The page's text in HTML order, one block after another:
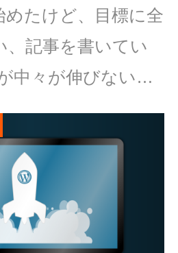
めたけど、目標に全
、記事を書いてい
中々が伸びない…